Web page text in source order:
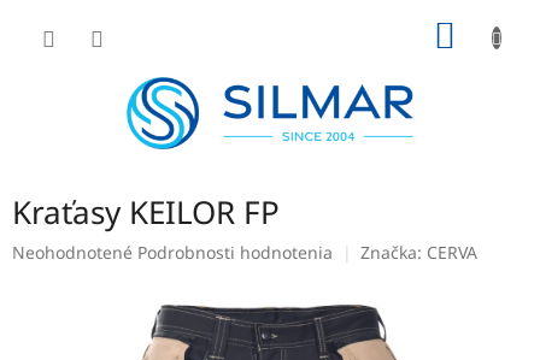
Kraťasy KEILOR FP
Priemerné
Neohodnotené Podrobnosti hodnotenia Značka: CERVA